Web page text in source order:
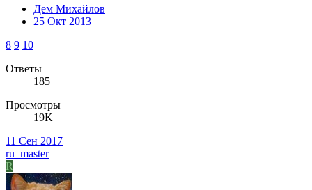
Дем Михайлов
25 Окт 2013
8 9 10
Ответы
185
Просмотры
19K
11 Сен 2017
ru_master
R